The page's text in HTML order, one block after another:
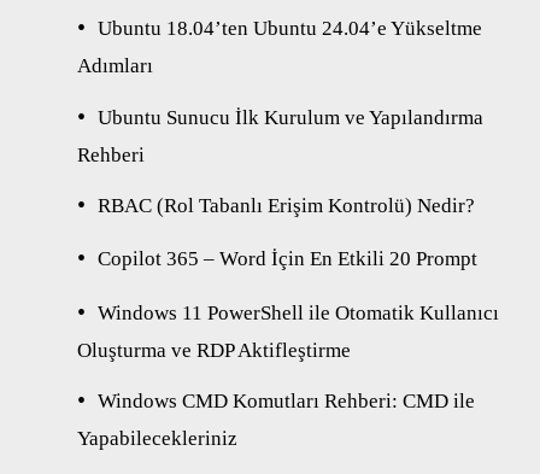
Ubuntu 18.04’ten Ubuntu 24.04’e Yükseltme
Adımları
Ubuntu Sunucu İlk Kurulum ve Yapılandırma
Rehberi
RBAC (Rol Tabanlı Erişim Kontrolü) Nedir?
Copilot 365 – Word İçin En Etkili 20 Prompt
Windows 11 PowerShell ile Otomatik Kullanıcı
Oluşturma ve RDP Aktifleştirme
Windows CMD Komutları Rehberi: CMD ile
Yapabilecekleriniz